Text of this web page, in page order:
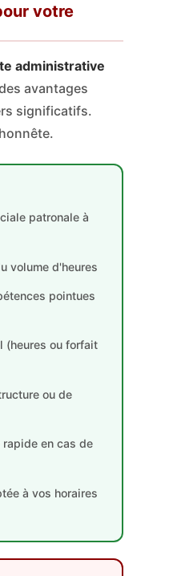
votre
administrative
avantages
significatifs.
patronale à
volume d'heures
pointues
(heures ou forfait
ou de
rapide en cas de
à vos horaires